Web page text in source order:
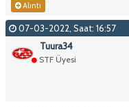
Alıntı
07-03-2022, Saat: 16:57
Tuura34
STF Üyesi